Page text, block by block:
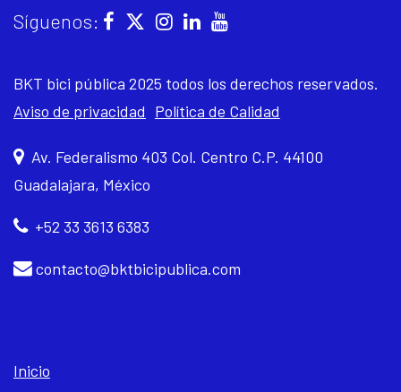
Síguenos:
BKT bici pública 2025 todos los derechos reservados.
Aviso de privacidad Política de Calidad
Av. Federalismo 403 Col. Centro C.P. 44100
Guadalajara, México
+52 33 3613 6383
contacto@bktbicipublica.com
Inicio